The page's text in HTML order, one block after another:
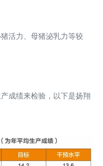
活力、母猪泌乳力等较
成绩来检验，以下是扬翔